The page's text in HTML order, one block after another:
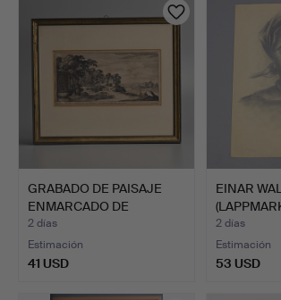
GRABADO DE PAISAJE
ENMARCADO DE
PERELLE ED…
2 días
Estimación
41 USD
EINAR
Retrat…
2 días
Estimación
53 USD